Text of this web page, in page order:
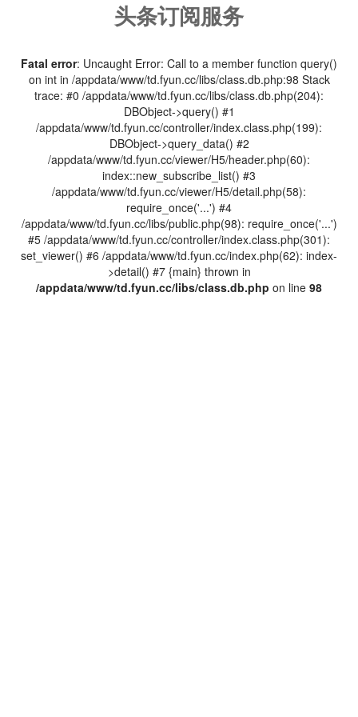
头条订阅服务
Fatal error: Uncaught Error: Call to a member function query()
on int in /appdata/www/td.fyun.cc/libs/class.db.php:98 Stack
trace: #0 /appdata/www/td.fyun.cc/libs/class.db.php(204):
DBObject->query() #1
/appdata/www/td.fyun.cc/controller/index.class.php(199):
DBObject->query_data() #2
/appdata/www/td.fyun.cc/viewer/H5/header.php(60):
index::new_subscribe_list() #3
/appdata/www/td.fyun.cc/viewer/H5/detail.php(58):
require_once('...') #4
/appdata/www/td.fyun.cc/libs/public.php(98): require_once('...')
#5 /appdata/www/td.fyun.cc/controller/index.class.php(301):
set_viewer() #6 /appdata/www/td.fyun.cc/index.php(62): index-
>detail() #7 {main} thrown in
/appdata/www/td.fyun.cc/libs/class.db.php on line 98